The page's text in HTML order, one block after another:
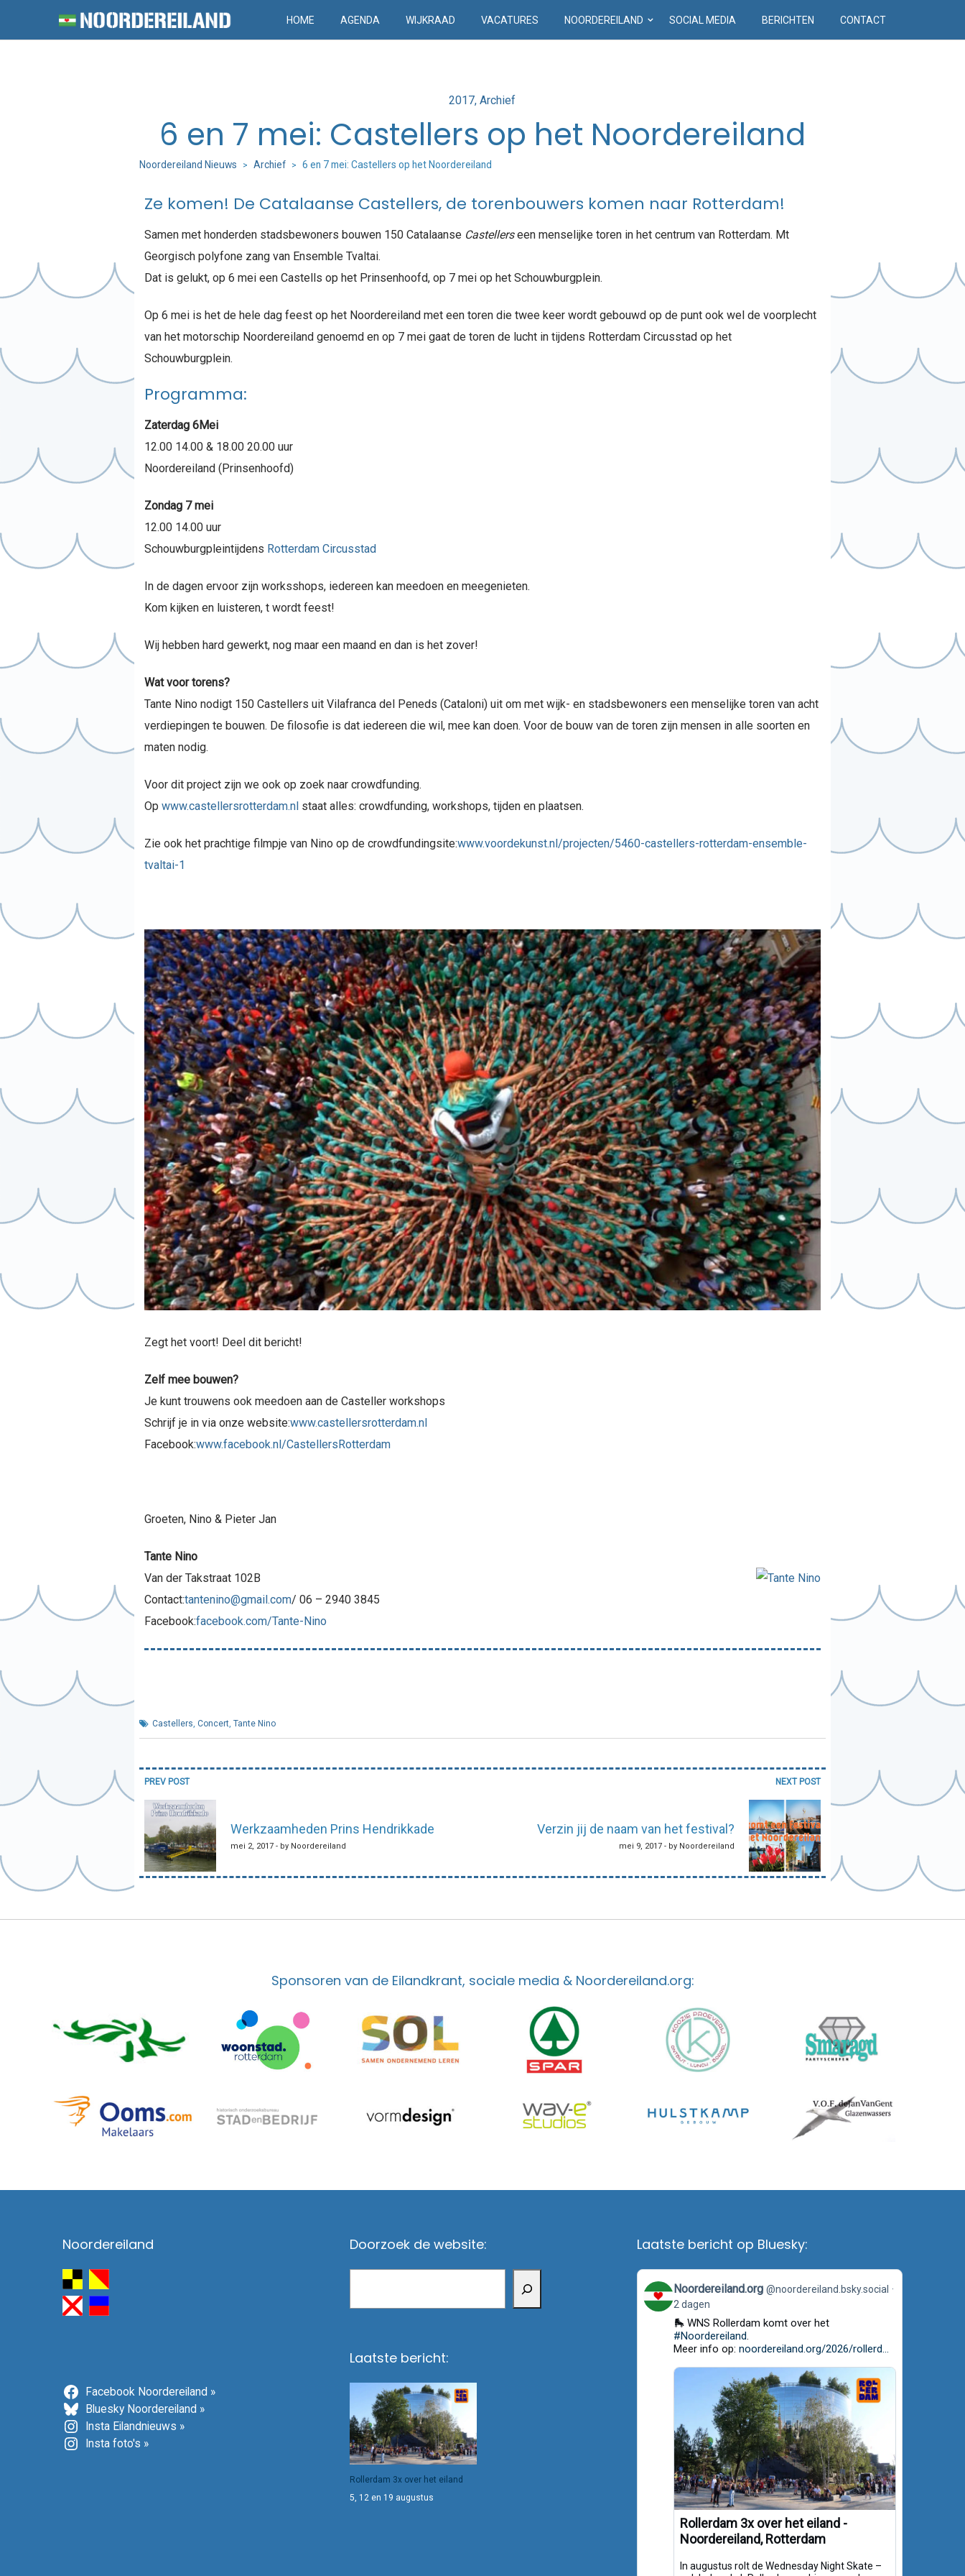
HOME AGENDA WIJKRAAD VACATURES NOORDEREILAND SOCIAL MEDIA BERICHTEN CONTACT
Posted
2017 Archief
6 en 7 mei: Castellers op het Noordereiland
Noordereiland Nieuws > Archief > 6 en 7 mei: Castellers op het Noordereiland
Ze komen! De Catalaanse Castellers, de torenbouwers komen naar Rotterdam!
Samen met honderden stadsbewoners bouwen 150 Catalaanse Castellerseen menselijke toren in het centrum van Rotterdam. Mt
Georgisch polyfone zang van Ensemble Tvaltai.
Dat is gelukt, op 6 mei een Castells op het Prinsenhoofd, op 7 mei op het Schouwburgplein.
Op 6 mei is het de hele dag feest op het Noordereiland met een toren die twee keer wordt gebouwd op de punt ook wel de voorplecht
van het motorschip Noordereiland genoemd en op 7 mei gaat de toren de lucht in tijdens Rotterdam Circusstad op het
Schouwburgplein.
Programma:
Zaterdag 6Mei
12.00 14.00 & 18.00 20.00 uur
Noordereiland (Prinsenhoofd)
Zondag 7 mei
12.00 14.00 uur
Schouwburgpleintijdens Rotterdam Circusstad
In de dagen ervoor zijn worksshops, iedereen kan meedoen en meegenieten.
Kom kijken en luisteren, t wordt feest!
Wij hebben hard gewerkt, nog maar een maand en dan is het zover!
Wat voor torens?
Tante Nino nodigt 150 Castellers uit Vilafranca del Peneds (Cataloni) uit om met wijk- en stadsbewoners een menselijke toren van acht
verdiepingen te bouwen. De filosofie is dat iedereen die wil, mee kan doen. Voor de bouw van de toren zijn mensen in alle soorten en
maten nodig.
Voor dit project zijn we ook op zoek naar crowdfunding.
Op www.castellersrotterdam.nlstaat alles: crowdfunding, workshops, tijden en plaatsen.
Zie ook het prachtige filmpje van Nino op de crowdfundingsite:www.voordekunst.nl/projecten/5460-castellers-rotterdam-ensemble-
tvaltai-1
Zegt het voort! Deel dit bericht!
Zelf mee bouwen?
Je kunt trouwens ook meedoen aan de Casteller workshops
Schrijf je in via onze website:www.castellersrotterdam.nl
Facebook:www.facebook.nl/CastellersRotterdam
Groeten, Nino & Pieter Jan
Tante Nino
Van der Takstraat 102B
Contact:tantenino@gmail.com/ 06 – 2940 3845
Facebook:facebook.com/Tante-Nino
Castellers, Concert, Tante Nino
Bericht
navigatie
PREV POST
Werkzaamheden Prins Hendrikkade
mei 2, 2017 - by Noordereiland
NEXT POST
Verzin jij de naam van het festival?
mei 9, 2017 - by Noordereiland
Sponsoren van de Eilandkrant, sociale media & Noordereiland.org:
Noordereiland
Facebook Noordereiland »
Bluesky Noordereiland »
Insta Eilandnieuws »
Insta foto's »
Doorzoek de website:
Laatste bericht:
Rollerdam 3x over het eiland
5, 12 en 19 augustus
Laatste bericht op Bluesky:
View
post
by
Noordereiland.org
Noordereiland.org @noordereiland.bsky.social
2 dagen
🛼 WNS Rollerdam komt over het
#Noordereiland.
Meer info op: noordereiland.org/2026/rollerd...
Rollerdam 3x over het eiland -
Noordereiland, Rotterdam
In augustus rolt de Wednesday Night Skate –